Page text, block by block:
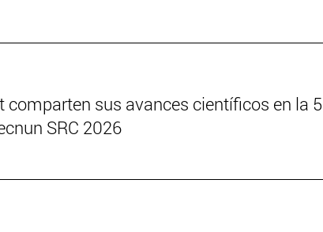
comparten sus avances científicos en la
SRC 2026